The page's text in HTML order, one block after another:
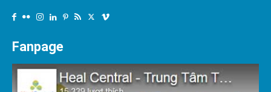
Fanpage